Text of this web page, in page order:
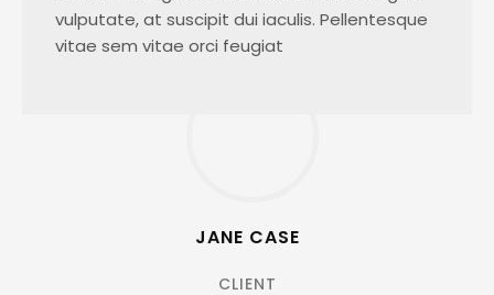
vulputate, at suscipit dui iaculis. Pellentesque
vitae sem vitae orci feugiat
JANE CASE
CLIENT